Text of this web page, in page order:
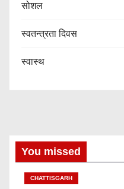
सोशल
स्वतन्त्रता दिवस
स्वास्थ
You missed
CHATTISGARH